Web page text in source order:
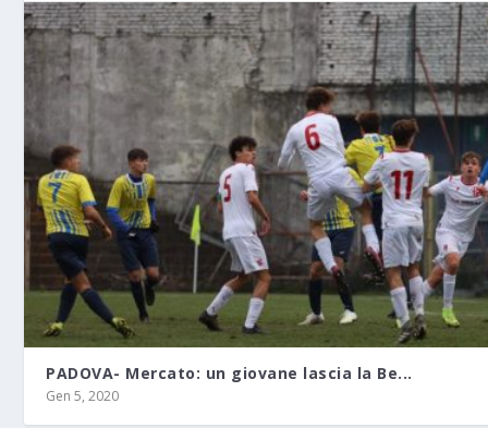
PADOVA- Mercato: un giovane lascia la Be...
Gen 5, 2020